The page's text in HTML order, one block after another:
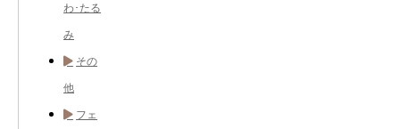
わ･たる
み
その
他
フェ